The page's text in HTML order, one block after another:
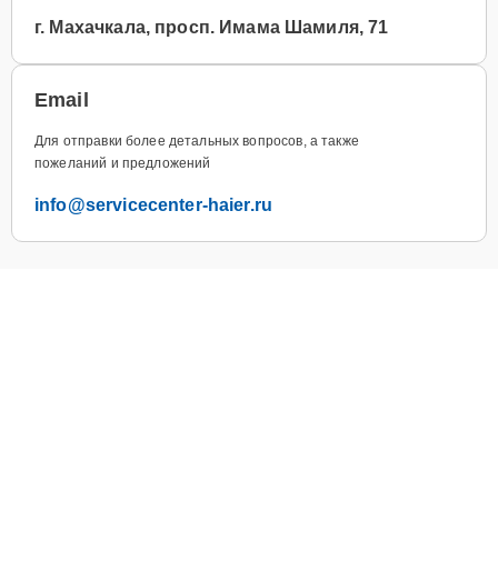
г. Махачкала, просп. Имама Шамиля, 71
Email
Для отправки более детальных вопросов, а также
пожеланий и предложений
info@servicecenter-haier.ru